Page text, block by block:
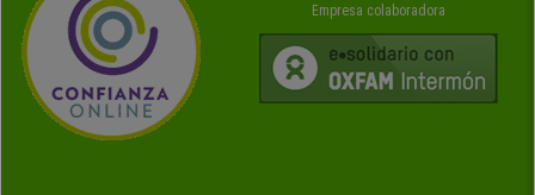
Empresa colaboradora